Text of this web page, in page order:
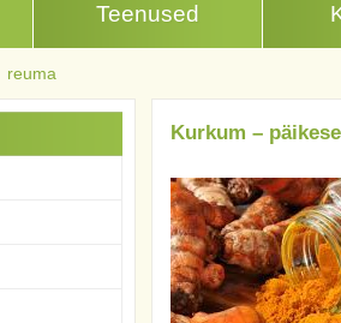
Teenused
reuma
Kurkum –